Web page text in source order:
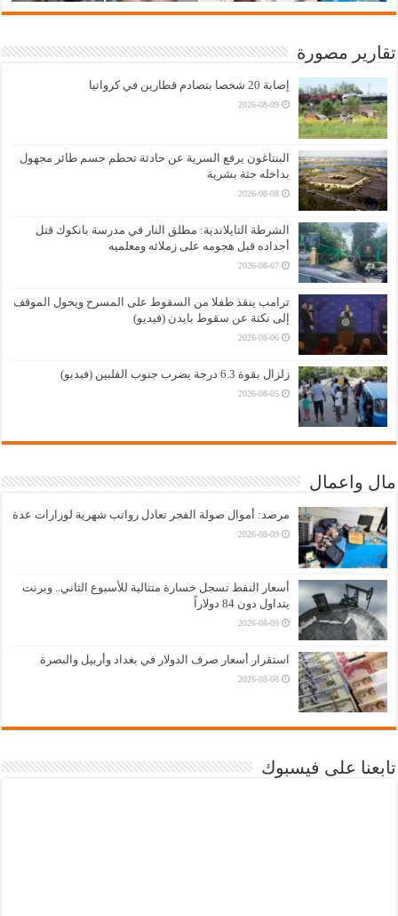
تقارير مصورة
إصابة 20 شخصا بتصادم قطارين في كرواتيا
2026-08-09
البنتاغون يرفع السرية عن حادثة تحطم جسم طائر مجهول
بداخله جثة بشرية
2026-08-08
الشرطة التايلاندية: مطلق النار في مدرسة بانكوك قتل
أجداده قبل هجومه على زملائه ومعلميه
2026-08-07
ترامب ينقذ طفلا من السقوط على المسرح ويحول الموقف
إلى نكتة عن سقوط بايدن (فيديو)
2026-08-06
زلزال بقوة 6.3 درجة يضرب جنوب الفلبين (فيديو)
2026-08-05
مال واعمال
مرصد: أموال صولة الفجر تعادل رواتب شهرية لوزارات عدة
2026-08-09
أسعار النفط تسجل خسارة متتالية للأسبوع الثاني.. وبرنت
يتداول دون 84 دولاراً
2026-08-09
استقرار أسعار صرف الدولار في بغداد وأربيل والبصرة
2026-08-08
تابعنا على فيسبوك